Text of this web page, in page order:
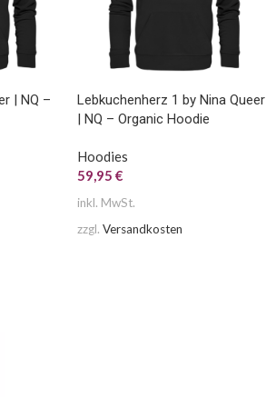
| NQ –
Lebkuchenherz 1 by Nina Queer
| NQ – Organic Hoodie
Hoodies
59,95 €
inkl. MwSt.
zzgl. Versandkosten